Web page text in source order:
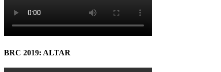
BRC 2019: ALTAR